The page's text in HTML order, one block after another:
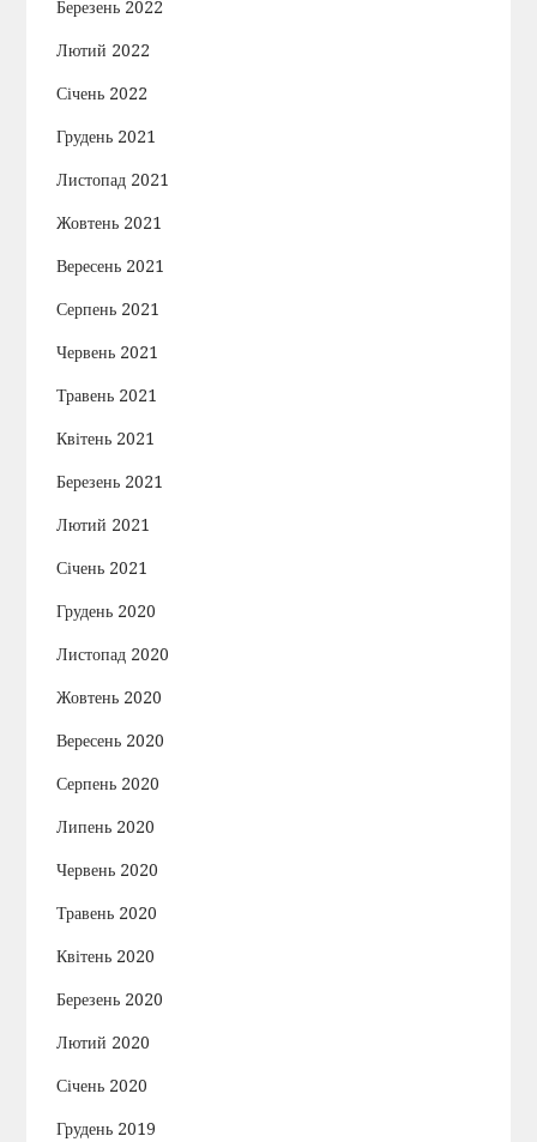
Березень 2022
Лютий 2022
Січень 2022
Грудень 2021
Листопад 2021
Жовтень 2021
Вересень 2021
Серпень 2021
Червень 2021
Травень 2021
Квітень 2021
Березень 2021
Лютий 2021
Січень 2021
Грудень 2020
Листопад 2020
Жовтень 2020
Вересень 2020
Серпень 2020
Липень 2020
Червень 2020
Травень 2020
Квітень 2020
Березень 2020
Лютий 2020
Січень 2020
Грудень 2019